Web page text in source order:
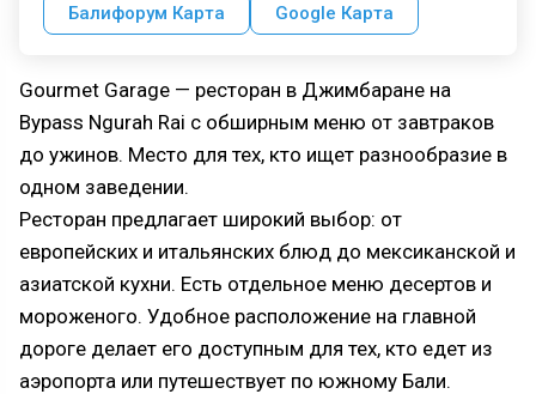
Балифорум Карта Google Карта
Gourmet Garage — ресторан в Джимбаране на
Bypass Ngurah Rai с обширным меню от завтраков
до ужинов. Место для тех, кто ищет разнообразие в
одном заведении.
Ресторан предлагает широкий выбор: от
европейских и итальянских блюд до мексиканской и
азиатской кухни. Есть отдельное меню десертов и
мороженого. Удобное расположение на главной
дороге делает его доступным для тех, кто едет из
аэропорта или путешествует по южному Бали.